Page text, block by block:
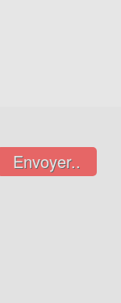
Envoyer..